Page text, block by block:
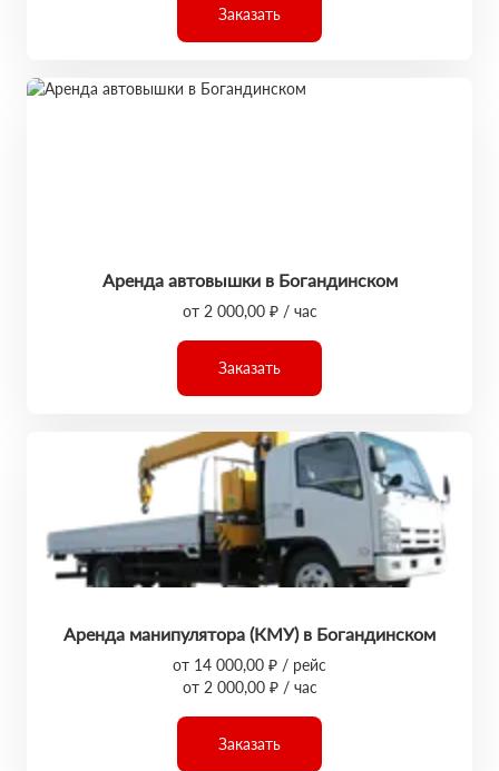
Заказать
Аренда автовышки в Богандинском
от 2 000,00 ₽ / час
Заказать
Аренда манипулятора (КМУ) в Богандинском
от 14 000,00 ₽ / рейс
от 2 000,00 ₽ / час
Заказать